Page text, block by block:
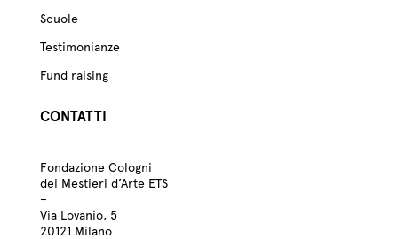
Scuole
Testimonianze
Fund raising
CONTATTI
Fondazione Cologni
dei Mestieri d’Arte ETS
–
Via Lovanio, 5
20121 Milano